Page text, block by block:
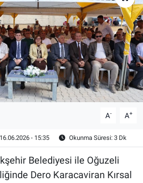
A- A+
16.06.2026 - 15:35 Okunma Süresi: 3 Dk
Belediyesi ile Oğuzeli
Dero Karacaviran Kırsal